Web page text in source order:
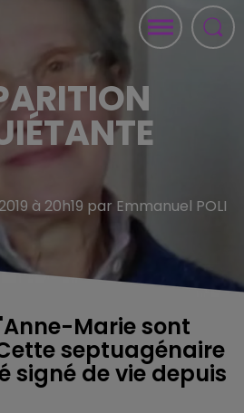
à 20h19 par Emmanuel POLI
Marie sont
septuagénaire
signé de vie depuis